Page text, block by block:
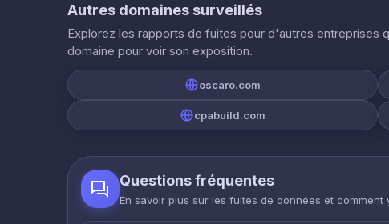
Autres domaines surveillés
Explorez les rapports de fuites pour d'autres entreprises
domaine pour voir son exposition.
oscaro.com
cpabuild.com
Questions fréquentes
En savoir plus sur les fuites de données et comment